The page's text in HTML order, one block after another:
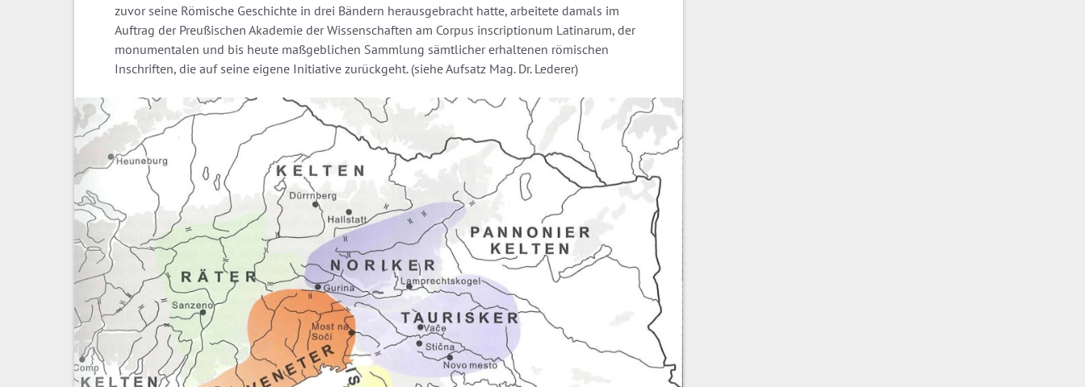
zuvor seine Römische Geschichte in drei Bändern herausgebracht hatte, arbeitete damals im
Auftrag der Preußischen Akademie der Wissenschaften am Corpus inscriptionum Latinarum, der
monumentalen und bis heute maßgeblichen Sammlung sämtlicher erhaltenen römischen
Inschriften, die auf seine eigene Initiative zurückgeht. (siehe Aufsatz Mag. Dr. Lederer)